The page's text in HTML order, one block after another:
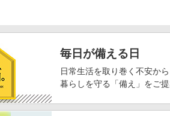
毎日が備える日
日常生活を取り巻く不安から
暮らしを守る「備え」をご